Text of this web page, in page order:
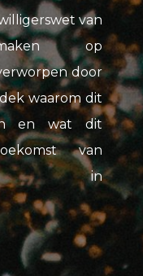
van
op
door
waarom dit
en wat dit
van
in